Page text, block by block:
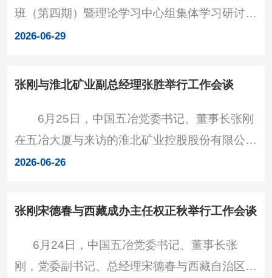
部协同的标杆示范。当前，双方
班（第四期）暨理论学习中心组集体学习研讨，
深入学习习近平总书记在浙江工作期间树立和践
行正确政绩观内部正反面典型案例、中国中冶总
建设常态化长效化的落实举措等内容。公司党委
书记、董事长张刚主持并作总结讲话，领导班子
成员出席并作交流发言。会议现场 张刚强
2026-06-29
张刚与淮北矿业副总经理张胜举行工作会谈
6月25日，中国五冶党委书记、董事长张刚
在五冶大厦与来访的淮北矿业控股股份有限公司
副总经理张胜举行工作会谈，双方就加强合作进
支持与信任，并介绍了中国五冶发展情况。他表
业，具备行业领先的技术、管理、资信、全产业
链服务优势和特色鲜明的一体化、集约化、精细
2026-06-26
张刚宋德春与西藏成办主任权正秋举行工作会谈
6月24日，中国五冶党委书记、董事长张
刚，党委副书记、总经理宋德春与西藏自治区人